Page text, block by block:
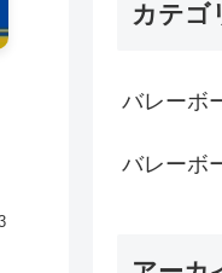
カテゴ
バレーボ
バレーボ